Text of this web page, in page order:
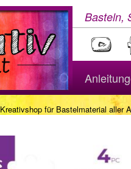
Basteln,
Kreativshop für Bastelmaterial aller